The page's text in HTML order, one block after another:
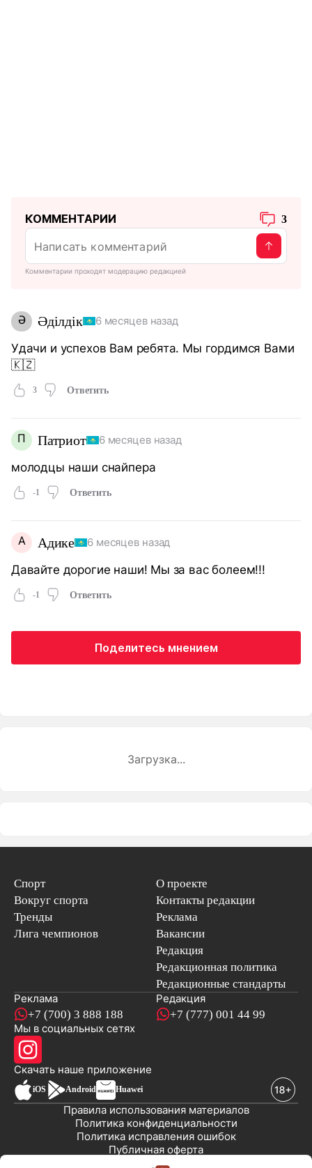
КОММЕНТАРИИ 3
Комментарии проходят модерацию редакцией
Ә Әділдік 6 месяцев назад
Удачи и успехов Вам ребята. Мы гордимся Вами
🇰🇿
3 Ответить
П Патриот 6 месяцев назад
молодцы наши снайпера
-1 Ответить
А Адике 6 месяцев назад
Давайте дорогие наши! Мы за вас болеем!!!
-1 Ответить
Поделитесь мнением
Загрузка...
Спорт
Вокруг спорта
Тренды
Лига чемпионов
О проекте
Контакты редакции
Реклама
Вакансии
Редакция
Редакционная политика
Редакционные стандарты
Реклама
+7 (700) 3 888 188
Редакция
+7 (777) 001 44 99
Мы в социальных сетях
Скачать наше приложениеновостей
iOS Android Huawei
Публичная оферта
Политика исправления ошибок
Политика конфиденциальности
Правила использования материалов
© 2008-2026 ТОО «EML»